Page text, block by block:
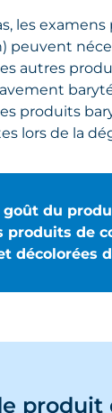
les
peuvent
autres
lavement
produits
lors de la
goût du
produits de
décolorées
produit